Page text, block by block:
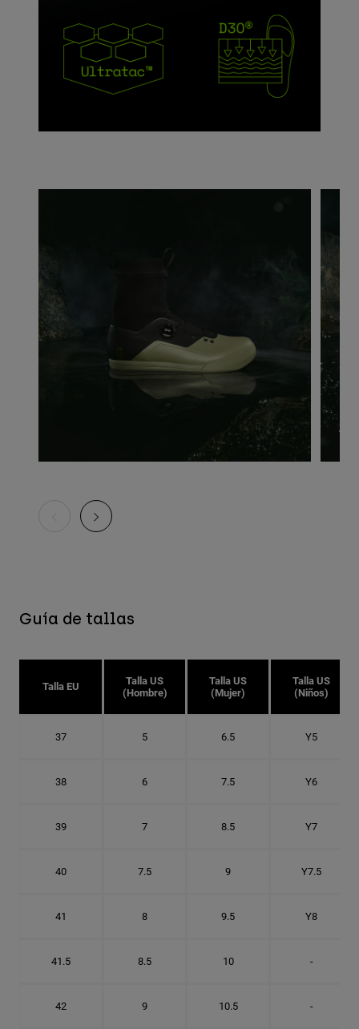
Guía de tallas
Talla EU
Talla US
(Hombre)
Talla US
(Mujer)
Talla US
(Niños)
37 5 6.5 Y5
38 6 7.5 Y6
39 7 8.5 Y7
40 7.5 9 Y7.5
41 8 9.5 Y8
41.5 8.5 10 -
42 9 10.5 -